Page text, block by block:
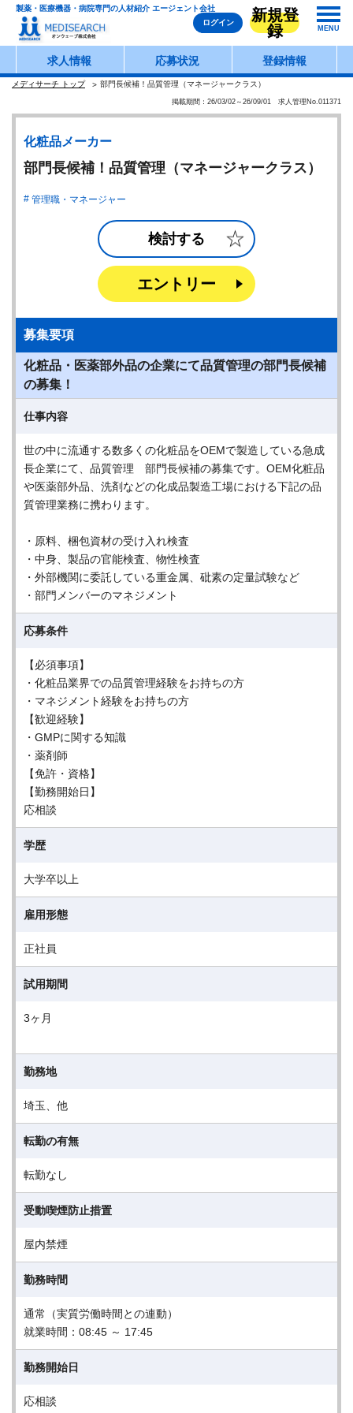
製薬・医療機器・病院専門の人材紹介 エージェント会社
ログイン
新規登
録
MENU
求人情報 応募状況 登録情報
メディサーチ トップ 部門長候補！品質管理（マネージャークラス）
掲載期間：26/03/02～26/09/01 求人管理No.011371
化粧品メーカー
部門長候補！品質管理（マネージャークラス）
管理職・マネージャー
検討する
エントリー
募集要項
化粧品・医薬部外品の企業にて品質管理の部門長候補
の募集！
仕事内容
世の中に流通する数多くの化粧品をOEMで製造している急成
長企業にて、品質管理 部門長候補の募集です。OEM化粧品
や医薬部外品、洗剤などの化成品製造工場における下記の品
質管理業務に携わります。
・原料、梱包資材の受け入れ検査
・中身、製品の官能検査、物性検査
・外部機関に委託している重金属、砒素の定量試験など
・部門メンバーのマネジメント
応募条件
【必須事項】
・化粧品業界での品質管理経験をお持ちの方
・マネジメント経験をお持ちの方
【歓迎経験】
・GMPに関する知識
・薬剤師
【免許・資格】
【勤務開始日】
応相談
学歴
大学卒以上
雇用形態
正社員
試用期間
3ヶ月
勤務地
埼玉、他
転勤の有無
転勤なし
受動喫煙防止措置
屋内禁煙
勤務時間
通常（実質労働時間との連動）
就業時間：08:45 ～ 17:45
勤務開始日
応相談